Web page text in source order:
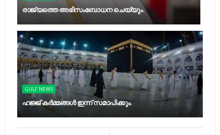
രാജ്യത്തെ അഭിസംബോധന ചെയ്യും.
GULF NEWS
ഹജ്ജ് കര്‍മ്മങ്ങള്‍ ഇന്ന് സമാപിക്കും.